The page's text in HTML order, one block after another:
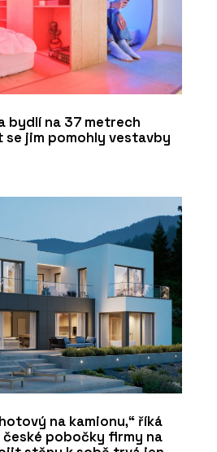
bydlí na 37 metrech
se jim pomohly vestavby
na kamionu,“ říká
české pobočky firmy na